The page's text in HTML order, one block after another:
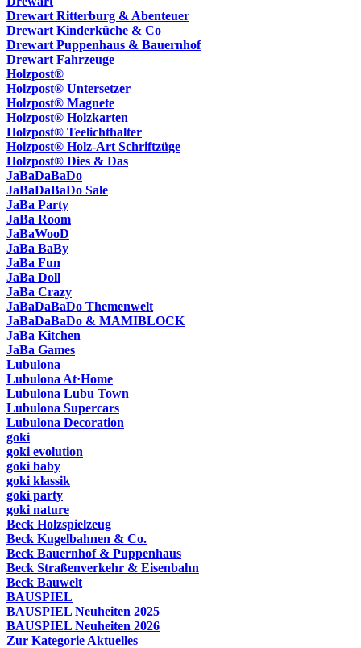
Drewart Ritterburg & Abenteuer
Drewart Kinderküche & Co
Drewart Puppenhaus & Bauernhof
Drewart Fahrzeuge
Holzpost®
Holzpost® Untersetzer
Holzpost® Magnete
Holzpost® Holzkarten
Holzpost® Teelichthalter
Holzpost® Holz-Art Schriftzüge
Holzpost® Dies & Das
JaBaDaBaDo
JaBaDaBaDo Sale
JaBa Party
JaBa Room
JaBaWooD
JaBa BaBy
JaBa Fun
JaBa Doll
JaBa Crazy
JaBaDaBaDo Themenwelt
JaBaDaBaDo & MAMIBLOCK
JaBa Kitchen
JaBa Games
Lubulona
Lubulona At·Home
Lubulona Lubu Town
Lubulona Supercars
Lubulona Decoration
goki
goki evolution
goki baby
goki klassik
goki party
goki nature
Beck Holzspielzeug
Beck Kugelbahnen & Co.
Beck Bauernhof & Puppenhaus
Beck Straßenverkehr & Eisenbahn
Beck Bauwelt
BAUSPIEL
BAUSPIEL Neuheiten 2025
BAUSPIEL Neuheiten 2026
Zur Kategorie Aktuelles